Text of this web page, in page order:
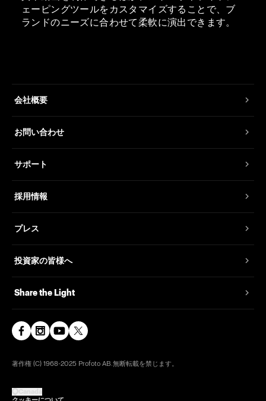
ェーピングツールをカスタマイズすることで、ブ
ランドのニーズに合わせて柔軟に演出できます。
会社概要
お問い合わせ
サポート
採用情報
プレス
投資家の皆様へ
Share the Light
著作権 (C) 1968-2025 Profoto AB.無断転載を禁じます。